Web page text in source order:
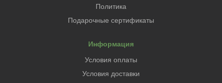
Политика
Подарочные сертификаты
Информация
Условия оплаты
Условия доставки